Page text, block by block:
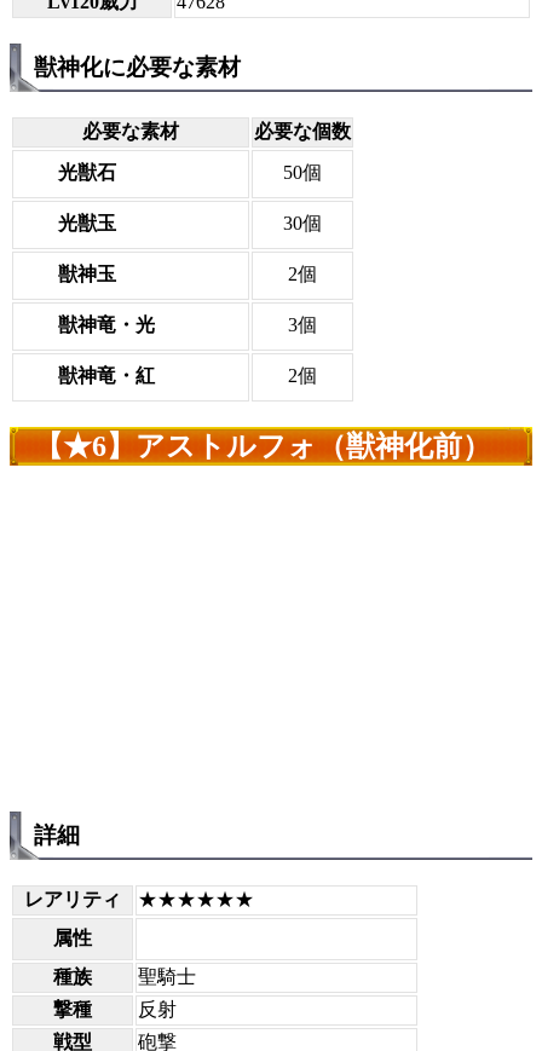
獣神化に必要な素材
必要な素材
必要な個数
光獣石
50個
光獣玉 30個
獣神玉 2個
獣神竜・光 3個
獣神竜・紅 2個
【★6】アストルフォ（獣神化前）
詳細
レアリティ
★★★★★★
属性
種族
聖騎士
撃種
反射
戦型
砲撃